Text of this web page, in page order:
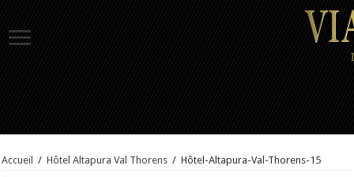
Accueil / Hôtel Altapura Val Thorens / Hôtel-Altapura-Val-Thorens-15